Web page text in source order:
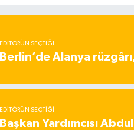
EDITÖRÜN SEÇTIĞI
Berlin’de Alanya
EDITÖRÜN SEÇTIĞI
Başkan Yardımcısı